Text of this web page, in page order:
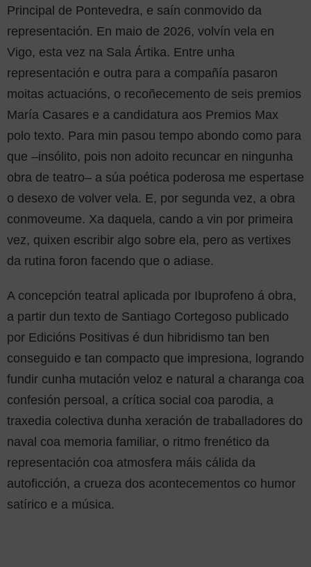
Principal de Pontevedra, e saín conmovido da
representación. En maio de 2026, volvín vela en
Vigo, esta vez na Sala Ártika. Entre unha
representación e outra para a compañía pasaron
moitas actuacións, o recoñecemento de seis premios
María Casares e a candidatura aos Premios Max
polo texto. Para min pasou tempo abondo como para
que –insólito, pois non adoito recuncar en ningunha
obra de teatro– a súa poética poderosa me espertase
o desexo de volver vela. E, por segunda vez, a obra
conmoveume. Xa daquela, cando a vin por primeira
vez, quixen escribir algo sobre ela, pero as vertixes
da rutina foron facendo que o adiase.
A concepción teatral aplicada por Ibuprofeno á obra,
a partir dun texto de Santiago Cortegoso publicado
por Edicións Positivas é dun hibridismo tan ben
conseguido e tan compacto que impresiona, logrando
fundir cunha mutación veloz e natural a charanga coa
confesión persoal, a crítica social coa parodia, a
traxedia colectiva dunha xeración de traballadores do
naval coa memoria familiar, o ritmo frenético da
representación coa atmosfera máis cálida da
autoficción, a crueza dos acontecementos co humor
satírico e a música.